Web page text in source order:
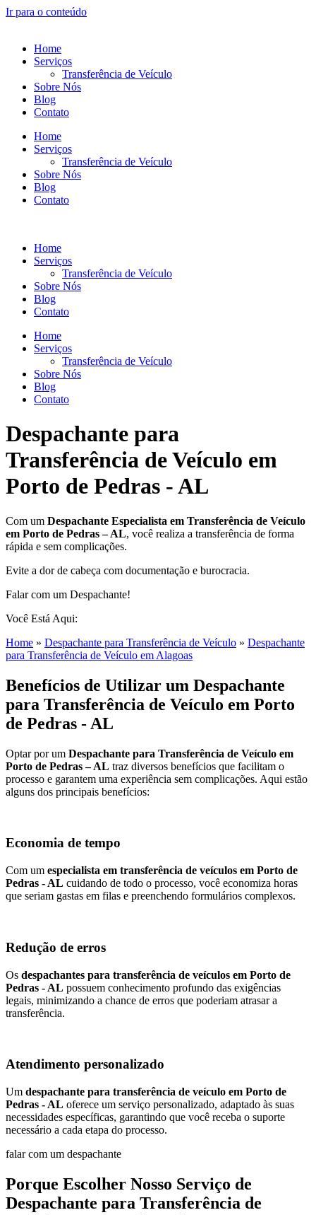
Ir para o conteúdo
Home
Serviços
Transferência de Veículo
Sobre Nós
Blog
Contato
Home
Serviços
Transferência de Veículo
Sobre Nós
Blog
Contato
Home
Serviços
Transferência de Veículo
Sobre Nós
Blog
Contato
Home
Serviços
Transferência de Veículo
Sobre Nós
Blog
Contato
Despachante para
Transferência de Veículo em
Porto de Pedras - AL
Com um Despachante Especialista em Transferência de Veículo
em Porto de Pedras – AL, você realiza a transferência de forma
rápida e sem complicações.
Evite a dor de cabeça com documentação e burocracia.
Falar com um Despachante!
Você Está Aqui:
Home » Despachante para Transferência de Veículo » Despachante
para Transferência de Veículo em Alagoas
Benefícios de Utilizar um Despachante
para Transferência de Veículo em Porto
de Pedras - AL
Optar por um Despachante para Transferência de Veículo em
Porto de Pedras – AL traz diversos benefícios que facilitam o
processo e garantem uma experiência sem complicações. Aqui estão
alguns dos principais benefícios:
Economia de tempo
Com um especialista em transferência de veículos em Porto de
Pedras - AL cuidando de todo o processo, você economiza horas
que seriam gastas em filas e preenchendo formulários complexos.
Redução de erros
Os despachantes para transferência de veículos em Porto de
Pedras - AL possuem conhecimento profundo das exigências
legais, minimizando a chance de erros que poderiam atrasar a
transferência.
Atendimento personalizado
Um despachante para transferência de veículo em Porto de
Pedras - AL oferece um serviço personalizado, adaptado às suas
necessidades específicas, garantindo que você receba o suporte
necessário a cada etapa do processo.
falar com um despachante
Porque Escolher Nosso Serviço de
Despachante para Transferência de